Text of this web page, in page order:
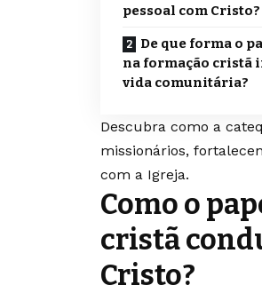
pessoal com Cristo?
De que forma o
na formação cristã
vida comunitária?
Descubra como a
missionários,
com a Igreja.
Como o
cristã
Cristo?